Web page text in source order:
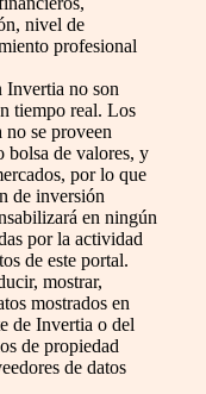
nivel de
profesional
Invertia no son
tiempo real. Los
se proveen
bolsa de valores, y
por lo que
de inversión
en ningún
por la actividad
de este portal.
mostrar,
mostrados en
de Invertia o del
de propiedad
de datos